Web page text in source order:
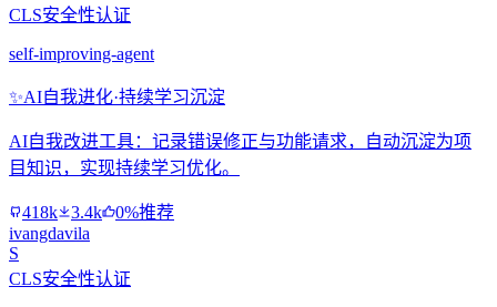
CLS安全性认证
self-improving-agent
✨AI自我进化·持续学习沉淀
AI自我改进工具：记录错误修正与功能请求，自动沉淀为项
目知识，实现持续学习优化。
418k 3.4k
0%推荐
ivangdavila
S
CLS安全性认证